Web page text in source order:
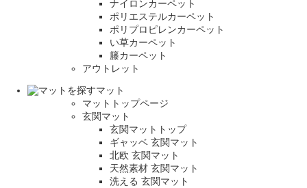
ナイロンカーペット
ポリエステルカーペット
ポリプロピレンカーペット
い草カーペット
籐カーペット
アウトレット
マット
マットトップページ
玄関マット
玄関マットトップ
ギャッベ 玄関マット
北欧 玄関マット
天然素材 玄関マット
洗える 玄関マット